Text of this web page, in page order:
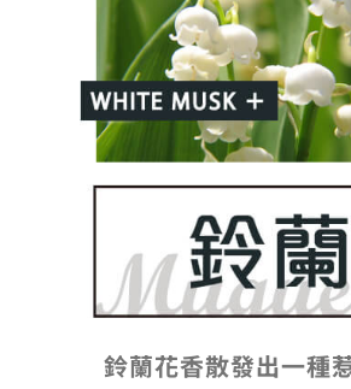
鈴蘭花香散發出一種